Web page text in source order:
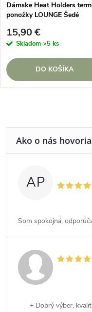
Dámske Heat Holders
ponožky LOUNGE Šedé
15,90 €
Skladom >5 ks
DO KOŠÍKA
AP
Som spokojná,
+ Dobrý výber,